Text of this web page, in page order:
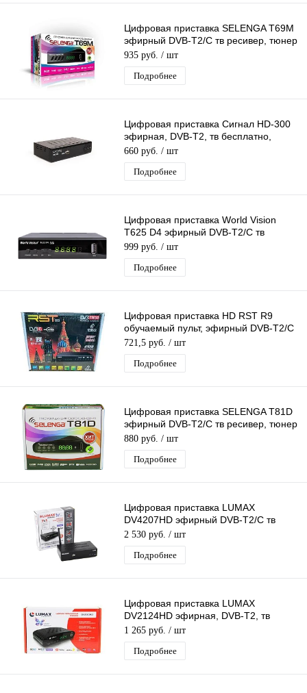
Цифровая приставка SELENGA T69M
эфирный DVB-T2/C тв ресивер, тюнер
бесплатного IPTV, медиаплеер
935 руб. / шт
Подробнее
Цифровая приставка Сигнал HD-300
эфирная, DVB-T2, тв бесплатно,
тюнер, ресивер, приемник
660 руб. / шт
Подробнее
Цифровая приставка World Vision
T625 D4 эфирный DVB-T2/C тв
приставка бесплатное тв тюнер
медиаплеер
999 руб. / шт
Подробнее
Цифровая приставка HD RST R9
обучаемый пульт, эфирный DVB-T2/C
тв ресивер бесплатное тв
721,5 руб. / шт
Подробнее
Цифровая приставка SELENGA T81D
эфирный DVB-T2/C тв ресивер, тюнер
бесплатного IPTV, медиаплеер
880 руб. / шт
Подробнее
Цифровая приставка LUMAX
DV4207HD эфирный DVB-T2/C тв
ресивер бесплатное тв TV-тюнер
медиаплеер IPTV
2 530 руб. / шт
Подробнее
Цифровая приставка LUMAX
DV2124HD эфирная, DVB-T2, тв
бесплатно, тюнер, ресивер,
приемник. тв
1 265 руб. / шт
Подробнее